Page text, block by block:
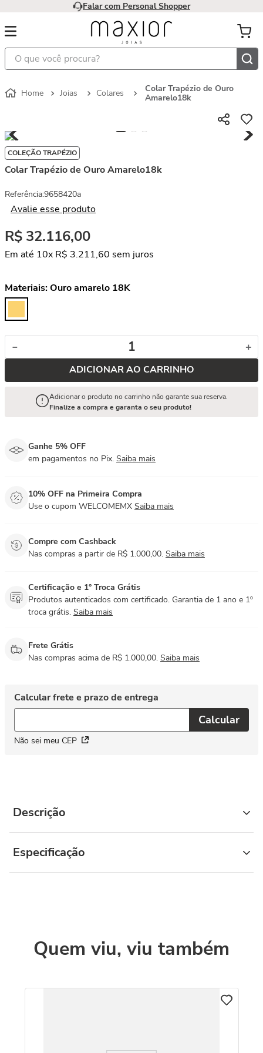
Falar com Personal Shopper
O que você procura?
Joias Colares
Colar Trapézio de Ouro
Amarelo18k
COLEÇÃO TRAPÉZIO
Colar Trapézio de Ouro Amarelo18k
Referência:9658420a
Avalie esse produto
R$ 32.116,00
Em até 10x R$ 3.211,60 sem juros
Materiais:Ouro amarelo 18K
＋
－
ADICIONAR AO CARRINHO
Adicionar o produto no carrinho não garante sua reserva.
Finalize a compra e garanta o seu produto!
Ganhe 5% OFF
em pagamentos no Pix. Saiba mais
10% OFF na Primeira Compra
Use o cupom WELCOMEMX Saiba mais
Compre com Cashback
Nas compras a partir de R$ 1.000,00. Saiba mais
Certificação e 1° Troca Grátis
Produtos autenticados com certificado. Garantia de 1 ano e 1º
troca grátis. Saiba mais
Frete Grátis
Nas compras acima de R$ 1.000,00. Saiba mais
Não sei meu CEP
Descrição
Especificação
Quem viu, viu também